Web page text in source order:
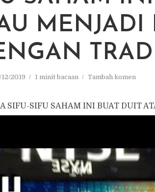
MENJADI
2019 1 minit bacaan Tambah komen
SIFU-SIFU SAHAM INI BUAT DUIT
BUAT DUIT DENGAN BUAT
mereka jadi kaya sebab trading,